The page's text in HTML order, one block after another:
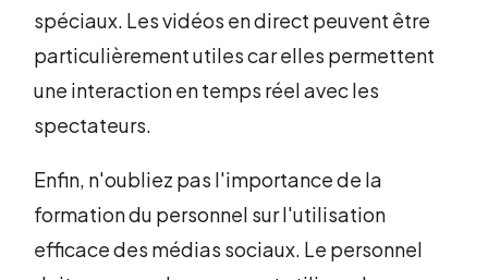
spéciaux. Les vidéos en direct peuvent être
particulièrement utiles car elles permettent
une interaction en temps réel avec les
spectateurs.
Enfin, n'oubliez pas l'importance de la
formation du personnel sur l'utilisation
efficace des médias sociaux. Le personnel